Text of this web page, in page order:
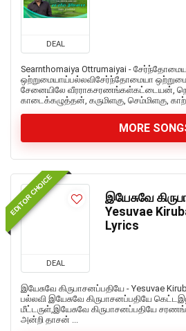
DEAL
Searnthomaiya Ottrumaiyai -
ஒற்றுமையாய்பல்லவிசேர்ந்தோமையா
சேனையிலே வீரராகசரணங்கள்கட்டையன்,
காடைக்கழுத்தன், கருமிளகு, செம்மிளகு,
MORE
EDITOR CHOICE
DEAL
இயேசுவே
Yesuvae
Lyrics
இயேசுவே கிருபாசனப்பதியே - Yesuvae
பல்லவி இயேசுவே கிருபாசனப்பதியே
மீட்டருள்,இயேசுவே கிருபாசனப்பதியே
அன்றி தாசன் ...